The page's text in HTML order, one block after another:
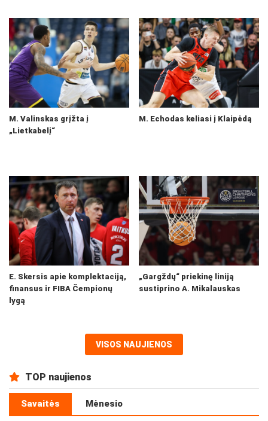
M. Valinskas grįžta į
„Lietkabelį“
M. Echodas keliasi į Klaipėdą
E. Skersis apie komplektaciją,
finansus ir FIBA Čempionų
lygą
„Gargždų“ priekinę liniją
sustiprino A. Mikalauskas
VISOS NAUJIENOS
TOP naujienos
Savaitės Mėnesio